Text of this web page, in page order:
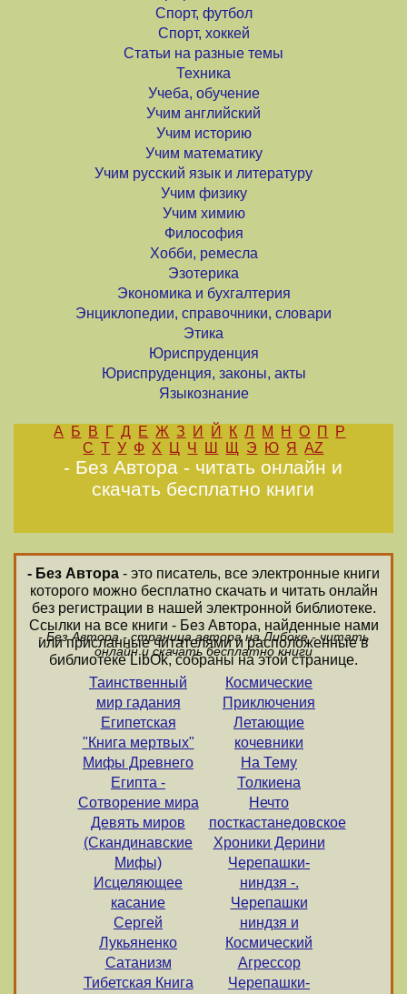
Спорт, футбол
Спорт, хоккей
Статьи на разные темы
Техника
Учеба, обучение
Учим английский
Учим историю
Учим математику
Учим русский язык и литературу
Учим физику
Учим химию
Философия
Хобби, ремесла
Эзотерика
Экономика и бухгалтерия
Энциклопедии, справочники, словари
Этика
Юриспруденция
Юриспруденция, законы, акты
Языкознание
А Б В Г Д Е Ж З И Й К Л М Н О П
Р
С Т У Ф Х Ц Ч Ш Щ Э Ю Я AZ
- Без Автора - читать онлайн и
скачать бесплатно книги
- Без Автора - это писатель, все электронные книги
которого можно бесплатно скачать и читать онлайн
без регистрации в нашей электронной библиотеке.
Ссылки на все книги - Без Автора, найденные нами
или присланные читателями и расположенные в
библиотеке LibOk, собраны на этой странице.
- Без Автора - страница автора на Либоке - читать
онлайн и скачать бесплатно книги
Таинственный
мир гадания
Египетская
"Книга мертвых"
Мифы Древнего
Египта -
Сотворение мира
Девять миров
(Скандинавские
Мифы)
Исцеляющее
касание
Сергей
Лукьяненко
Сатанизм
Тибетская Книга
Космические
Приключения
Летающие
кочевники
На Тему
Толкиена
Нечто
посткастанедовское
Хроники Дерини
Черепашки-
ниндзя -.
Черепашки
ниндзя и
Космический
Агрессор
Черепашки-